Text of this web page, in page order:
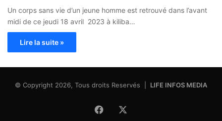
Un corps sans vie d’un jeune homme est retrouvé dans l’avant
midi de ce jeudi 18 avril 2023 à kiliba…
Lire la suite »
© Copyright 2026, Tous droits Reservés | LIFE INFOS MEDIA
Facebook